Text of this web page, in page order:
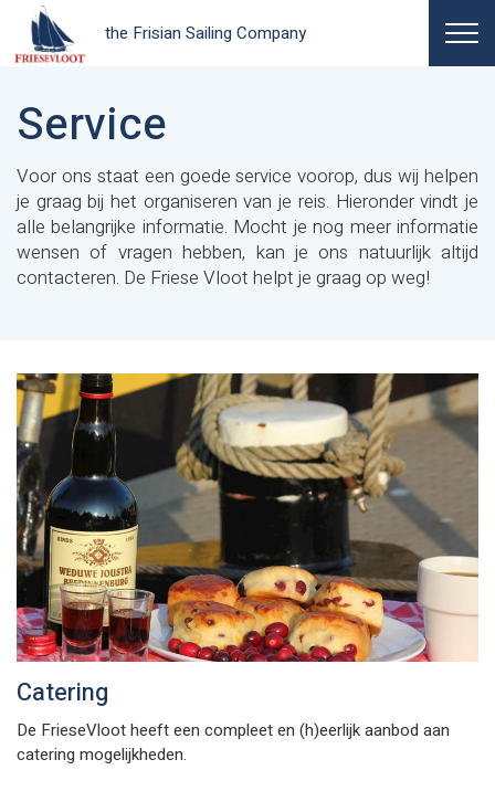
the Frisian Sailing Company
Service
Voor ons staat een goede service voorop, dus wij helpen
je graag bij het organiseren van je reis. Hieronder vindt je
alle belangrijke informatie. Mocht je nog meer informatie
wensen of vragen hebben, kan je ons natuurlijk altijd
contacteren. De Friese Vloot helpt je graag op weg!
Catering
De FrieseVloot heeft een compleet en (h)eerlijk aanbod aan
catering mogelijkheden.